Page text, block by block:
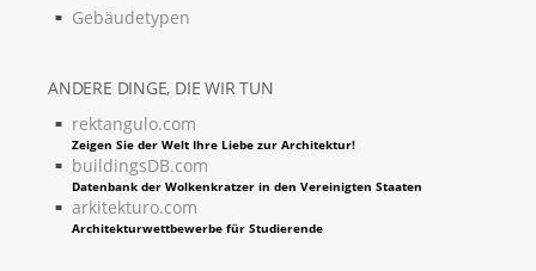
Gebäudetypen
ANDERE DINGE, DIE WIR TUN
rektangulo.com
Zeigen Sie der Welt Ihre Liebe zur Architektur!
buildingsDB.com
Datenbank der Wolkenkratzer in den Vereinigten Staaten
arkitekturo.com
Architekturwettbewerbe für Studierende